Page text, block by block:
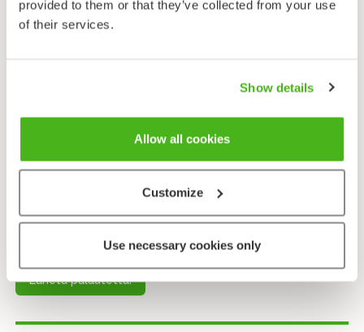
provided to them or that they’ve collected from your use
of their services.
Show details
Allow all cookies
Customize
Use necessary cookies only
samankokoinen seittitakiainen (A. tomentosum), jonka
mykeröt ovat seittikarvojen runsaasti verhoamia,
helposti ja osa isotakiaisen kasvustoissakin voi olla eri
villiyrttejä, joten hyödyntämismielessä niiden tarkka
Isotakiaisesta on jalostettu muoto vihannestakiainen
edulis). Sen juuri on maultaan
pähkinäinen.
Lähetä palautetta!